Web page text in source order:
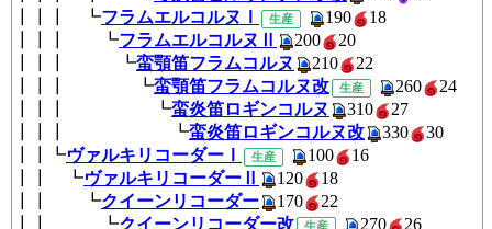
┃┃┃ ┗フラムエルコルヌⅠ 生産 190
┃┃┃ ┗フラムエルコルヌⅡ 200
┃┃┃ ┗蛮顎笛フラムコルヌ 210
┃┃┃ ┗蛮顎笛フラムコルヌ改 生産 260
┃┃┃ ┗蛮炎笛ロギンコルヌ 310
┃┃┃ ┗蛮炎笛ロギンコルヌ改 330
┃┃┗ヴァルキリコーダーⅠ 生産 100
┃┃ ┗ヴァルキリコーダーⅡ 120
┃┃ ┗クイーンリコーダー 170
┃┃ ┗クイーンリコーダー改 生産 270